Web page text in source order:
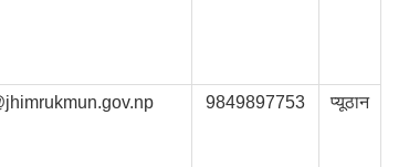
9849897753 प्यूठान